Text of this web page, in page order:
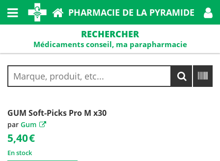
PHARMACIE DE LA PYRAMIDE
RECHERCHER
Médicaments conseil, ma parapharmacie
GUM Soft-Picks Pro M x30
par Gum
5,40€
En stock